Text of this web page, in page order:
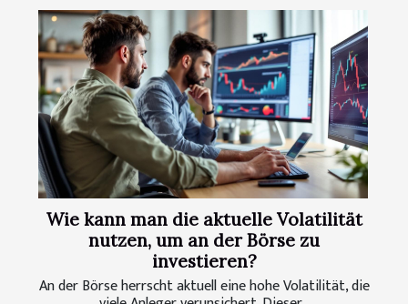
Wie kann man die aktuelle Volatilität
nutzen, um an der Börse zu
investieren?
An der Börse herrscht aktuell eine hohe Volatilität, die